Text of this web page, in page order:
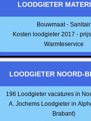
LOODGIETER
Bouwmaat - Sanitair
Kosten loodgieter 2017 -
Warmteservice
LOODGIETER NOORD-
196 Loodgieter vacatures in
A. Jochems Loodgieter in
Brabant)